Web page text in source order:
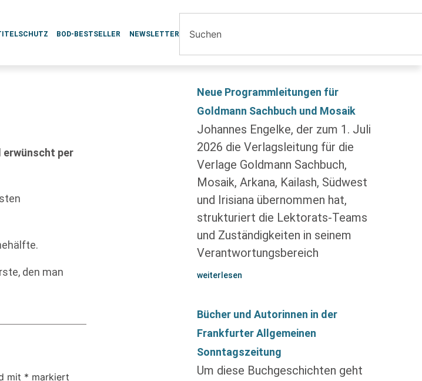
BOD-BESTSELLER NEWSLETTER
erwünscht per
den man
mit * markiert
Neue Programmleitungen für
Goldmann Sachbuch und Mosaik
Johannes Engelke, der zum 1. Juli
2026 die Verlagsleitung für die
Verlage Goldmann Sachbuch,
Mosaik, Arkana, Kailash, Südwest
und Irisiana übernommen hat,
strukturiert die Lektorats-Teams
und Zuständigkeiten in seinem
Verantwortungsbereich
weiterlesen
Bücher und Autorinnen in der
Frankfurter Allgemeinen
Sonntagszeitung
Um diese Buchgeschichten geht